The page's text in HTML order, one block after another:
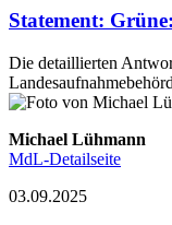
Statement:
Die detaillierten
Michael Lühmann
MdL-Detailseite
03.09.2025